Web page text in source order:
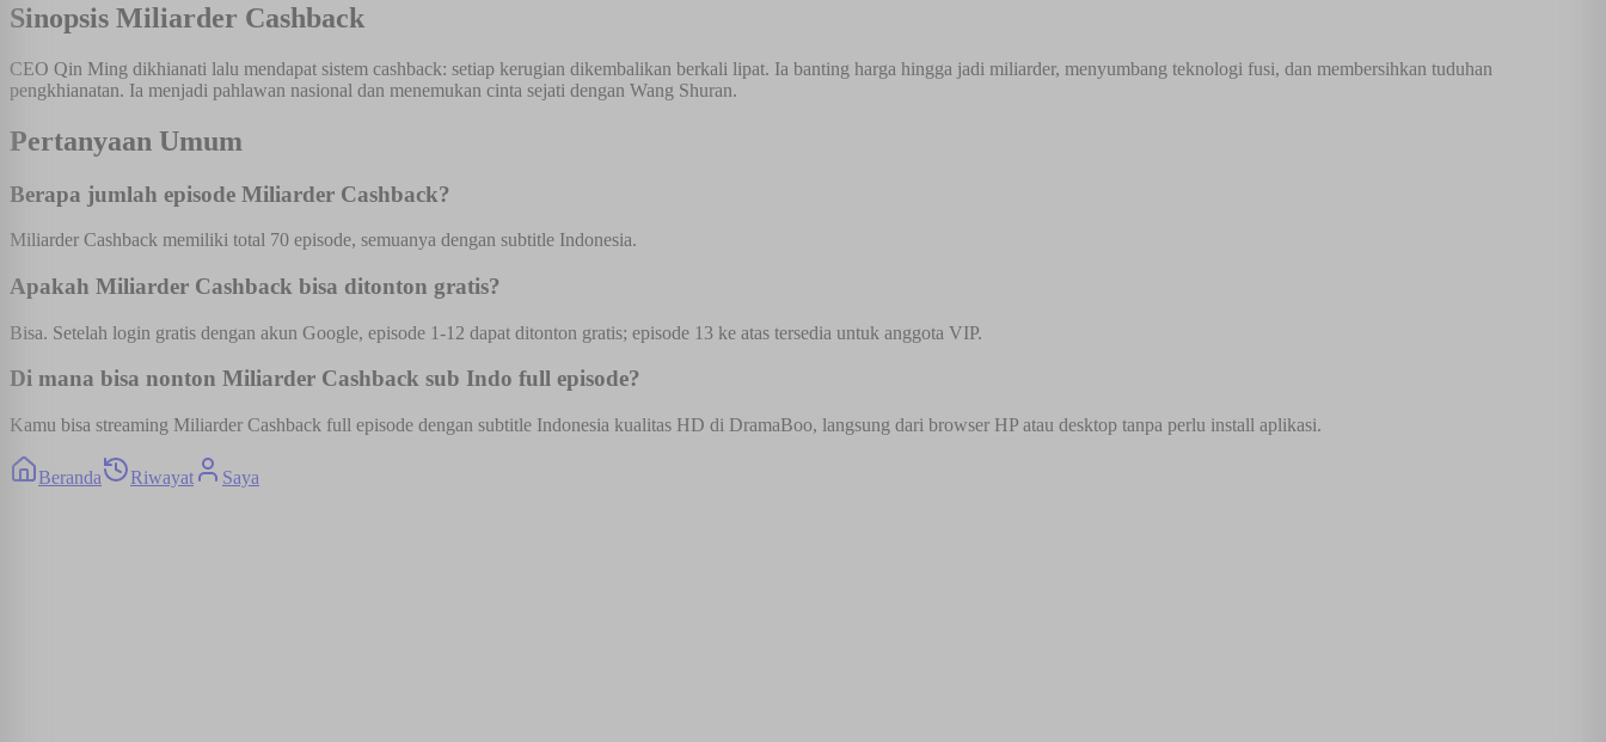
Sinopsis Miliarder Cashback
CEO Qin Ming dikhianati lalu mendapat sistem cashback: setiap kerugian dikembalikan berkali lipat. Ia banting harga hingga jadi miliarder, menyumbang teknologi fusi, dan membersihkan tuduhan
pengkhianatan. Ia menjadi pahlawan nasional dan menemukan cinta sejati dengan Wang Shuran.
Pertanyaan Umum
Berapa jumlah episode Miliarder Cashback?
Miliarder Cashback memiliki total 70 episode, semuanya dengan subtitle Indonesia.
Apakah Miliarder Cashback bisa ditonton gratis?
Bisa. Setelah login gratis dengan akun Google, episode 1-12 dapat ditonton gratis; episode 13 ke atas tersedia untuk anggota VIP.
Di mana bisa nonton Miliarder Cashback sub Indo full episode?
Kamu bisa streaming Miliarder Cashback full episode dengan subtitle Indonesia kualitas HD di DramaBoo, langsung dari browser HP atau desktop tanpa perlu install aplikasi.
Beranda Riwayat Saya